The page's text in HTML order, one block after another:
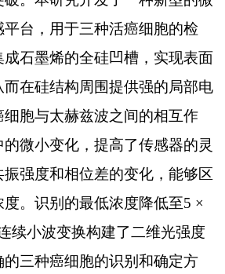
台，用于三种活癌细胞的检
石墨烯的全硅凹槽，实现表面
在硅结构周围提供强的局部电
胞与太赫兹波之间的相互作
微小变化，提高了传感器的灵
强度和相位差的变化，能够区
。识别的最低浓度降低至5 ×
续小波变换构建了二维光强度
三种癌细胞的识别和确定方